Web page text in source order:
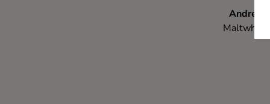
Andreas
Maltwhisky